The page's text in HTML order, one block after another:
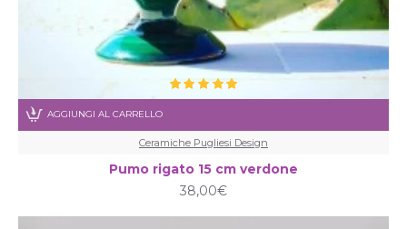
Ceramiche Pugliesi Design
Pumo rigato 15 cm verdone
38,00€
AGGIUNGI AL CARRELLO